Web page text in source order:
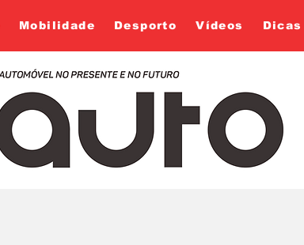
Mobilidade Desporto Vídeos Dicas